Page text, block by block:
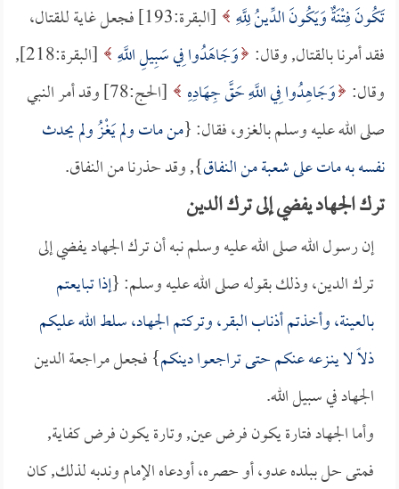
تَكُونَ فِتْنَةٌ وَيَكُونَ الدِّينُ لِلَّهِ
[البقرة:193] فجعل غاية للقتال،
فقد أمرنا بالقتال, وقال: وَجَاهَدُوا فِي سَبِيلِ اللَّهِ
[البقرة:218],
وقال: وَجَاهِدُوا فِي اللَّهِ حَقَّ جِهَادِهِ
[الحج:78] وقد أمر النبي
صلى الله عليه وسلم بالغزو، فقال: {من مات ولم يَغْزُ ولم يحدث
نفسه به مات على شعبة من النفاق}, وقد حذرنا من النفاق.
ترك الجهاد يفضي إلى ترك الدين
إن رسول الله صلى الله عليه وسلم نبه أن ترك الجهاد يفضي إلى
ترك الدين، وذلك بقوله صلى الله عليه وسلم: {إذا تبايعتم
بالعينة، وأخذتم أذناب البقر، وتركتم الجهاد، سلط الله عليكم
ذلاً لا ينـزعه عنكم حتى تراجعوا دينكم} فجعل مراجعة الدين
الجهاد في سبيل الله.
وأما الجهاد فتارة يكون فرض عين, وتارة يكون فرض كفاية,
فمتى حل ببلده عدو، أو حصره، أودعاه الإمام وندبه لذلك, كان